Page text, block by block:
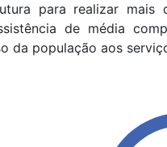
para realizar
de média
da população aos